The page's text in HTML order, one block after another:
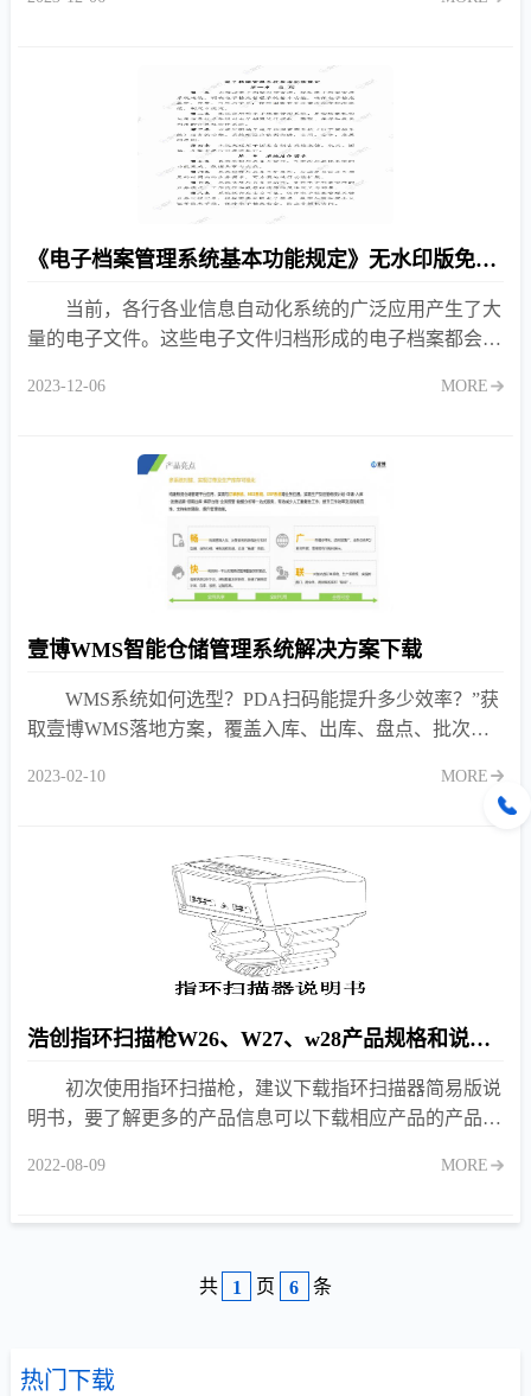
发了《电
《电子档案管理系统基本功能规定》无水印版免费下载
当前，各行各业信息自动化系统的广泛应用产生了大
量的电子文件。这些电子文件归档形成的电子档案都会移
业务工作的开展
2023-12-06 MORE
壹博WMS智能仓储管理系统解决方案下载
WMS系统如何选型？PDA扫码能提升多少效率？”获
取壹博WMS落地方案，覆盖入库、出库、盘点、批次管
2023-02-10 MORE
浩创指环扫描枪W26、W27、w28产品规格和说明书下载
初次使用指环扫描枪，建议下载指环扫描器简易版说
明书，要了解更多的产品信息可以下载相应产品的产品规
W27、W28通
2022-08-09 MORE
热门下载
共 1 页 6 条